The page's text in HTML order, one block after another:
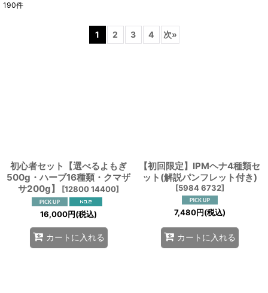
190件
1 2 3 4 次»
初心者セット【選べるよもぎ
500g・ハーブ16種類・クマザ
サ200g】
[12800 14400]
16,000円(税込)
カートに入れる
【初回限定】IPMヘナ4種類セ
ット(解説パンフレット付き)
[5984 6732]
7,480円(税込)
カートに入れる